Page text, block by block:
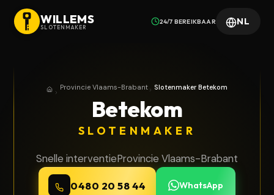
WILLEMS
SLOTENMAKER
24/7 BEREIKBAAR NL
HomeProvincie Vlaams-Brabant
Provincie Vlaams-Brabant Slotenmaker Betekom
Betekom
SLOTENMAKER
Snelle interventieProvincie Vlaams-Brabant
0480 20 58 44 WhatsApp